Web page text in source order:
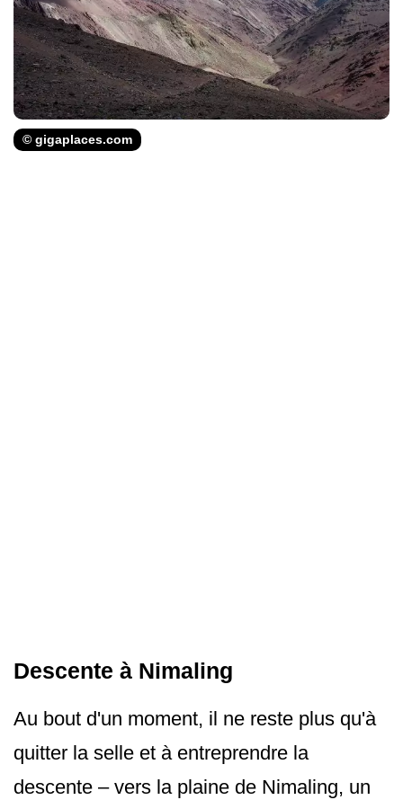
© gigaplaces.com
Descente à Nimaling
Au bout d'un moment, il ne reste plus qu'à
quitter la selle et à entreprendre la
descente – vers la plaine de Nimaling, un